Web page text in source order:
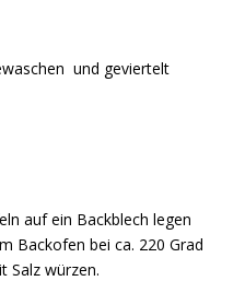
und geviertelt
auf ein Backblech legen
Backofen bei ca. 220 Grad
Salz würzen.